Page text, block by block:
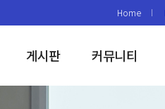
Home
게시판 커뮤니티